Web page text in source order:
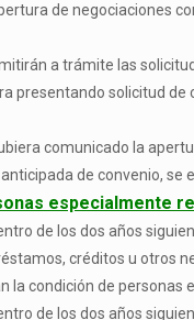
de negociaciones
a trámite las
presentando solicitud
comunicado la
de convenio, se
especialmente
de los dos años
créditos u otros
la condición de personas
de los dos años